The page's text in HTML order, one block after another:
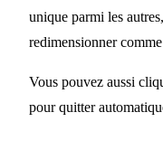
unique parmi les
redimensionner
Vous pouvez aussi
pour quitter